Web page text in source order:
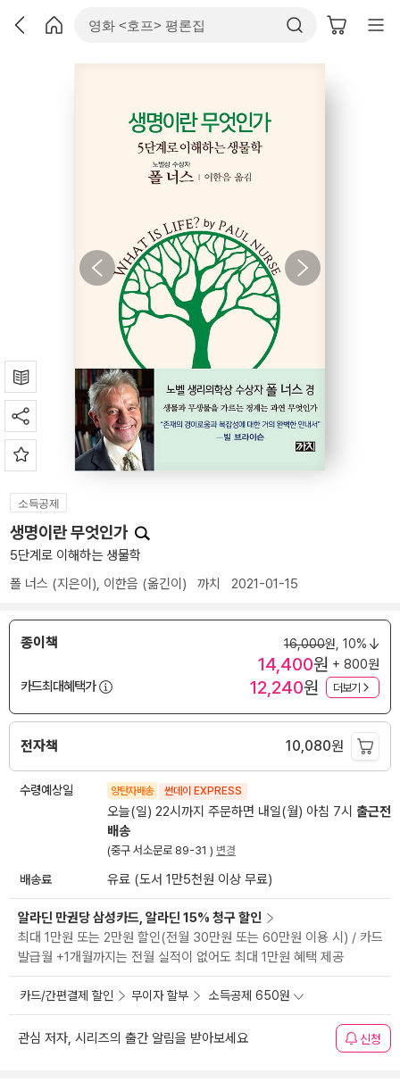
소득공제
생명이란 무엇인가
5단계로 이해하는 생물학
폴 너스 (지은이), 이한음 (옮긴이) 까치 2021-01-15
종이책 16,000원, 10%
14,400원 + 800원
카드최대혜택가
12,240원 더보기
전자책 10,080원
수령예상일 양탄자배송 썬데이 EXPRESS
오늘(일) 22시까지 주문하면 내일(월) 아침 7시 출근전
배송
(중구 서소문로 89-31 ) 변경
배송료 유료 (도서 1만5천원 이상 무료)
알라딘 만권당 삼성카드, 알라딘 15% 청구 할인
최대 1만원 또는 2만원 할인(전월 30만원 또는 60만원 이용 시) / 카드
발급월 +1개월까지는 전월 실적이 없어도 최대 1만원 혜택 제공
카드/간편결제 할인 무이자 할부 소득공제 650원
관심 저자, 시리즈의 출간 알림을 받아보세요 신청